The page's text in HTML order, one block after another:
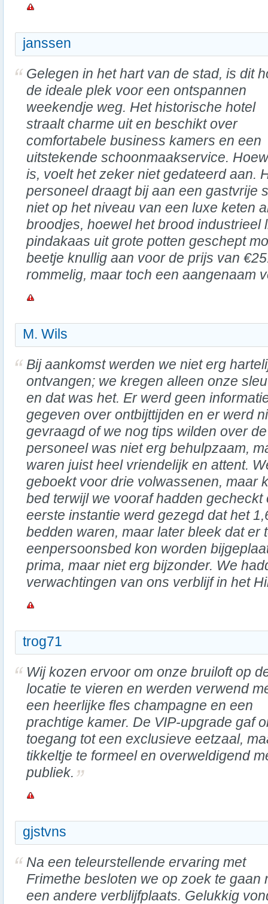
janssen
Gelegen in het hart van de stad, is dit
de ideale plek voor een ontspannen
weekendje weg. Het historische hotel
straalt charme uit en beschikt over
comfortabele business kamers en een
uitstekende schoonmaakservice.
is, voelt het zeker niet gedateerd aan.
personeel draagt bij aan een gastvrije
niet op het niveau van een luxe keten
broodjes, hoewel het brood industrieel
pindakaas uit grote potten geschept
beetje knullig aan voor de prijs van
rommelig, maar toch een aangenaam
M. Wils
Bij aankomst werden we niet erg
ontvangen; we kregen alleen onze
en dat was het. Er werd geen
gegeven over ontbijttijden en er werd
gevraagd of we nog tips wilden over
personeel was niet erg behulpzaam,
waren juist heel vriendelijk en attent.
geboekt voor drie volwassenen, maar
bed terwijl we vooraf hadden gecheckt
eerste instantie werd gezegd dat het
bedden waren, maar later bleek dat er
eenpersoonsbed kon worden
prima, maar niet erg bijzonder. We
verwachtingen van ons verblijf in het
trog71
Wij kozen ervoor om onze bruiloft op
locatie te vieren en werden verwend
een heerlijke fles champagne en een
prachtige kamer. De VIP-upgrade gaf
toegang tot een exclusieve eetzaal,
tikkeltje te formeel en overweldigend
publiek.
gjstvns
Na een teleurstellende ervaring met
Frimethe besloten we op zoek te gaan
een andere verblijfplaats. Gelukkig